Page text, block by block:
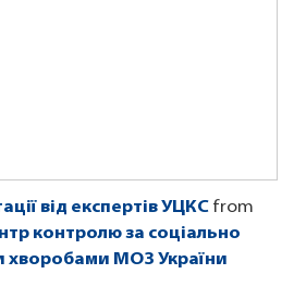
від експертів УЦКС from
контролю за соціально
хворобами МОЗ України